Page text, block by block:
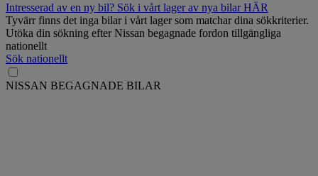
Intresserad av en ny bil? Sök i vårt lager av nya bilar HÄR
Tyvärr finns det inga bilar i vårt lager som matchar dina sökkriterier.
Utöka din sökning efter Nissan begagnade fordon tillgängliga
nationellt
Sök nationellt
NISSAN BEGAGNADE BILAR